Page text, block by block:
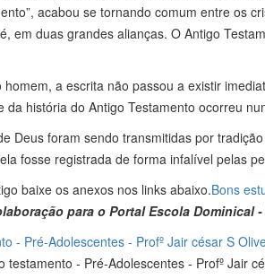
acabou se tornando comum entre os
em duas grandes alianças. O Antigo
a escrita não passou a existir
história do Antigo Testamento ocorreu
Deus foram sendo transmitidas por
fosse registrada de forma infalível pelas
baixe os anexos nos links abaixo.Bons
para o Portal Escola Dominical
- Pré-Adolescentes - Profº Jair césar S
- Pré-Adolescentes - Profº Jair